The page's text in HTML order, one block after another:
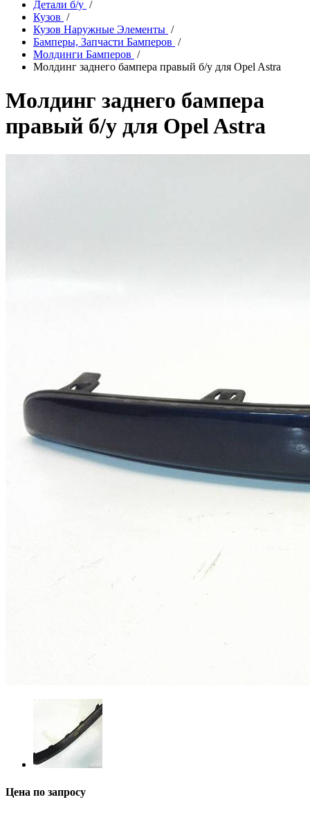
Детали б/у /
Кузов /
Кузов Наружные Элементы /
Бамперы, Запчасти Бамперов /
Молдинги Бамперов /
Молдинг заднего бампера правый б/у для Opel Astra
Молдинг заднего бампера
правый б/у для Opel Astra
Цена по запросу